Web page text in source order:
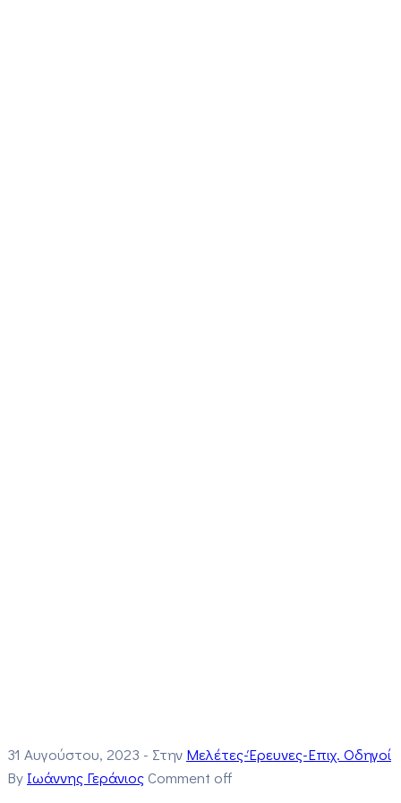
31 Αυγούστου, 2023 - Στην Μελέτες-Έρευνες-Επιχ. Οδηγοί
By Ιωάννης ΓεράνιοςComment off